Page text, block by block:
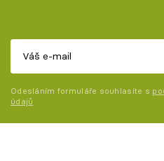
Odesláním formuláře souhlasíte s
údajů